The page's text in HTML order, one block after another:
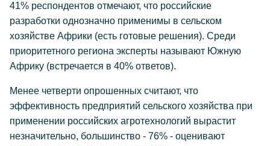
41% респондентов отмечают, что российские
разработки однозначно применимы в сельском
хозяйстве Африки (есть готовые решения). Среди
приоритетного региона эксперты называют Южную
Африку (встречается в 40% ответов).
Менее четверти опрошенных считают, что
эффективность предприятий сельского хозяйства при
применении российских агротехнологий вырастит
незначительно, большинство - 76% - оценивают